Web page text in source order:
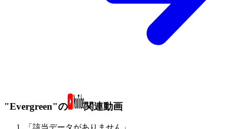
"Evergreen"の 関連動画